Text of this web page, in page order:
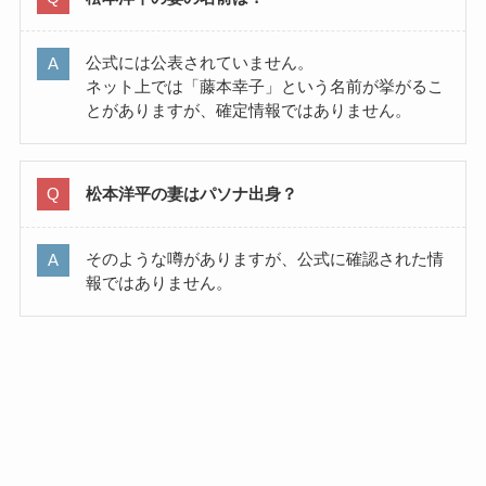
公式には公表されていません。
ネット上では「藤本幸子」という名前が挙がるこ
とがありますが、確定情報ではありません。
松本洋平の妻はパソナ出身？
そのような噂がありますが、公式に確認された情
報ではありません。